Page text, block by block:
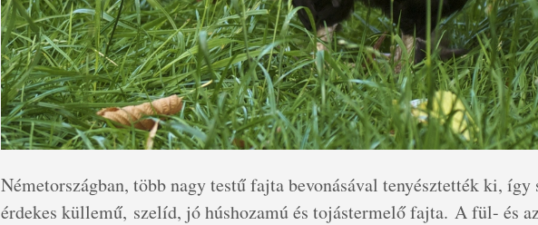
Németországban, több nagy testű fajta bevonásával tenyésztették ki, így
érdekes küllemű, szelíd, jó húshozamú és tojástermelő fajta. A fül- és